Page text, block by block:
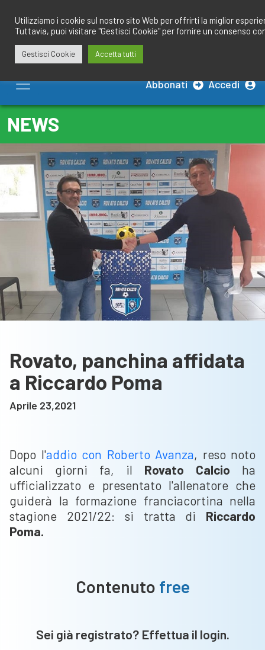
contenuto
Abbonati Accedi
NEWS
Rovato, panchina affidata
a Riccardo Poma
Aprile 23,2021
Dopo l'addio con Roberto Avanza, reso noto
alcuni giorni fa, il Rovato Calcio ha
ufficializzato e presentato l'allenatore che
guiderà la formazione franciacortina nella
stagione 2021/22: si tratta di Riccardo
Poma.
Contenuto free
Sei già registrato? Effettua il login.
Utilizziamo i cookie sul nostro sito Web per offrirti la miglior
Tuttavia, puoi visitare "Gestisci Cookie" per fornire un consenso
Gestisci Cookie Accetta tutti